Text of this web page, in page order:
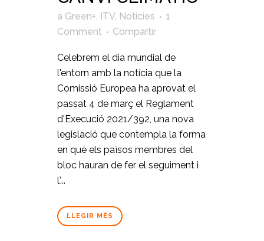
a Green+, ITV, Notícies
1
Comment
Compartir
Celebrem el dia mundial de
l'entorn amb la notícia que la
Comissió Europea ha aprovat el
passat 4 de març el Reglament
d'Execució 2021/392, una nova
legislació que contempla la forma
en què els països membres del
bloc hauran de fer el seguiment i
l'...
LLEGIR MÉS